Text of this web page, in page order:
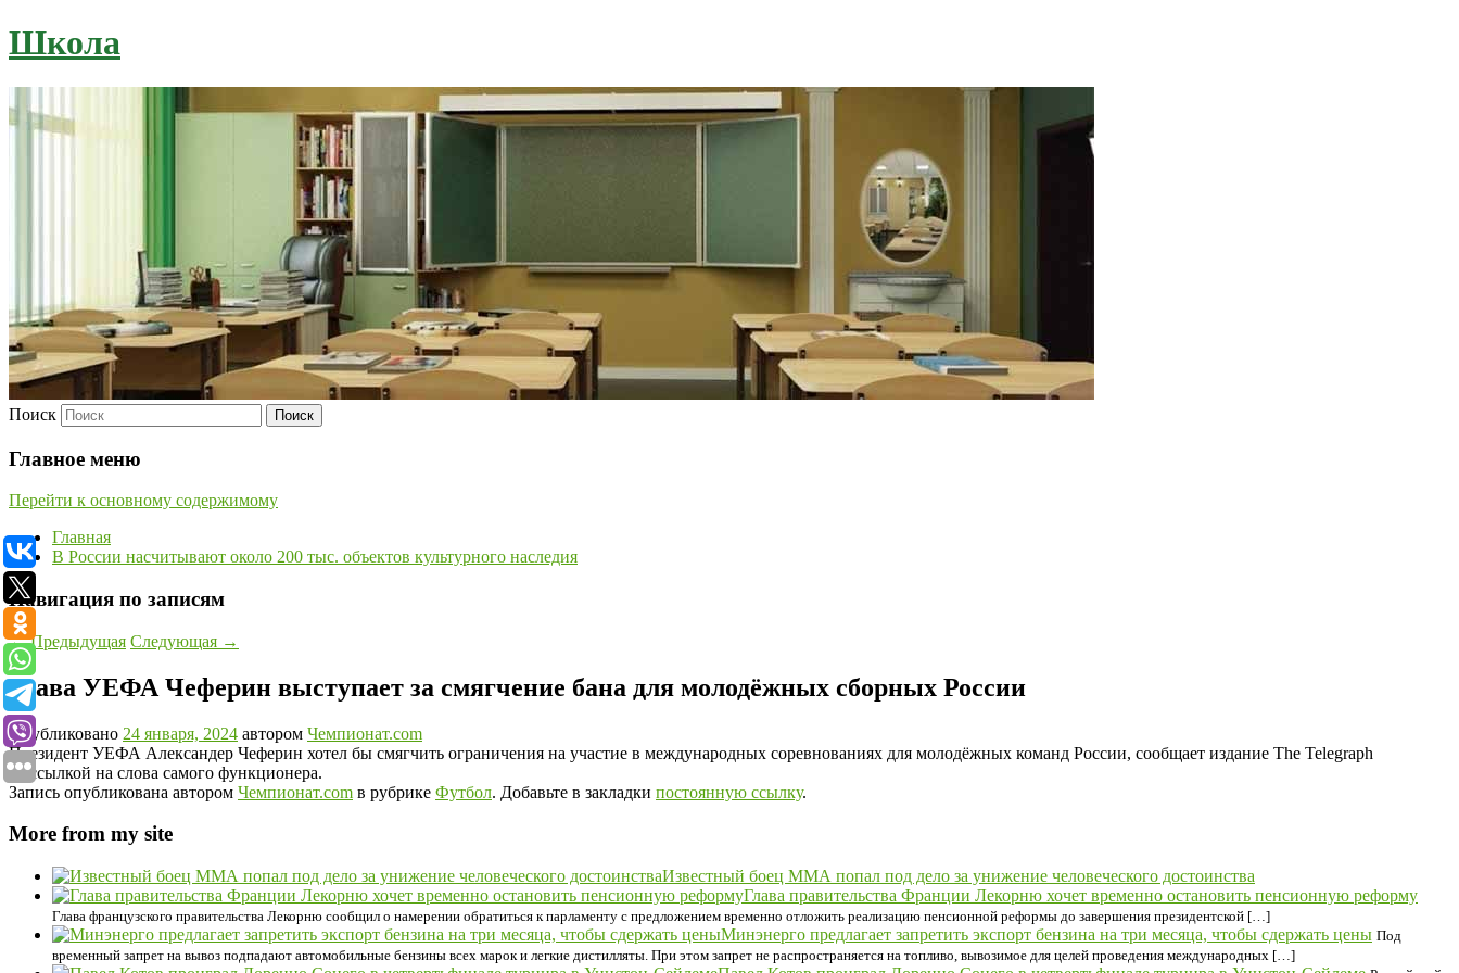
Школа
Поиск
Главное меню
Перейти к основному содержимому
Главная
В России насчитывают около 200 тыс. объектов культурного наследия
Навигация по записям
←Предыдущая Следующая →
Глава УЕФА Чеферин выступает за смягчение бана для молодёжных сборных России
Опубликовано 24 января, 2024 автором Чемпионат.com
Президент УЕФА Александер Чеферин хотел бы смягчить ограничения на участие в международных соревнованиях для молодёжных команд России, сообщает издание The Telegraph
со ссылкой на слова самого функционера.
Запись опубликована автором Чемпионат.com в рубрике Футбол. Добавьте в закладки постоянную ссылку.
More from my site
Известный боец ММА попал под дело за унижение человеческого достоинства
Глава правительства Франции Лекорню хочет временно остановить пенсионную реформу
Глава французского правительства Лекорню сообщил о намерении обратиться к парламенту с предложением временно отложить реализацию пенсионной реформы до завершения президентской […]
Минэнерго предлагает запретить экспорт бензина на три месяца, чтобы сдержать цены Под
временный запрет на вывоз подпадают автомобильные бензины всех марок и легкие дистилляты. При этом запрет не распространяется на топливо, вывозимое для целей проведения международных […]